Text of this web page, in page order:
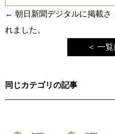
投
稿
← 朝日新聞デジタルに掲載さ
れました。
＜ 一
同じカテゴリの記事